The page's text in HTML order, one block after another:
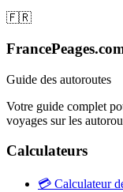
🇫🇷
Guide des autoroutes
Votre guide complet
voyages sur les
Calculateurs
💳 Calculateur